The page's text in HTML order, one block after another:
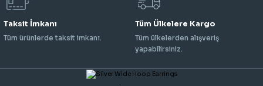
Taksit İmkanı
Tüm ürünlerde taksit imkanı.
Tüm Ülkelere Kargo
Tüm ülkelerden alışveriş
yapabilirsiniz.